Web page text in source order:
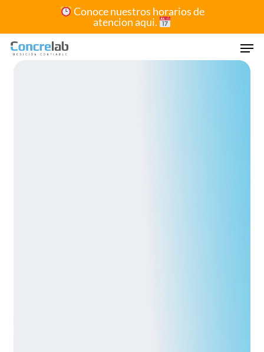
main
content
Conoce nuestros horarios de
atencion aqui.
Close
Menu